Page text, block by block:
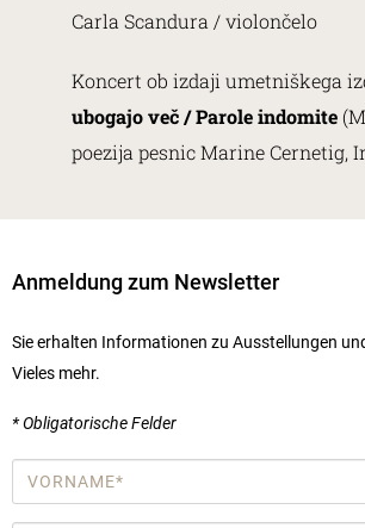
Carla Scandura / violončelo
Koncert ob izdaji umetniškega
ubogajo več / Parole indomite
poezija pesnic Marine Cernetig,
Anmeldung zum Newsletter
Sie erhalten Informationen zu Ausstellungen
Vieles mehr.
* Obligatorische Felder
Vorname
*